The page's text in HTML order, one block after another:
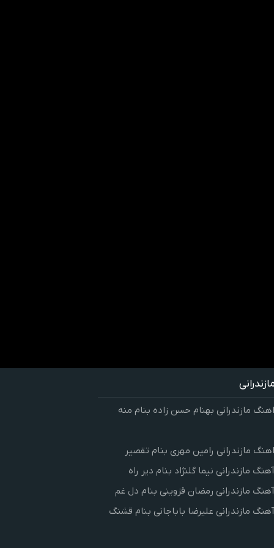
اهنگ مازندرانی بهنام حسن زاده بنام منه
اهنگ مازندرانی رامین مهری بنام تقصیر
مازندرانی نیما گلنژاد بنام دیر راه
آهنگ مازندرانی رمضان قزوینی بنام دل غم
آهنگ مازندرانی علیرضا باباجانی بنام قشنگ